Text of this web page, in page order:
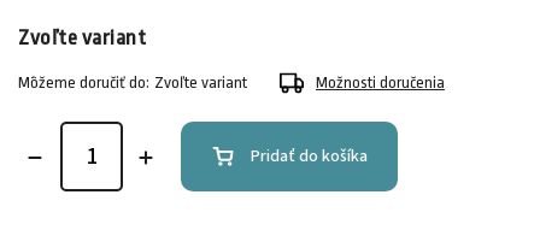
Zvoľte variant
Môžeme doručiť do: Zvoľte variant Možnosti doručenia
Pridať do košíka